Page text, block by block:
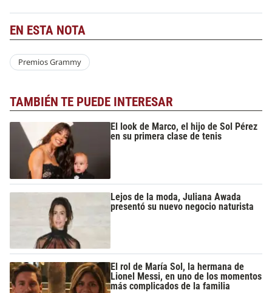
EN ESTA NOTA
Premios Grammy
TAMBIÉN TE PUEDE INTERESAR
El look de Marco, el hijo de Sol Pérez
en su primera clase de tenis
Lejos de la moda, Juliana Awada
presentó su nuevo negocio naturista
El rol de María Sol, la hermana de
Lionel Messi, en uno de los momentos
más complicados de la familia